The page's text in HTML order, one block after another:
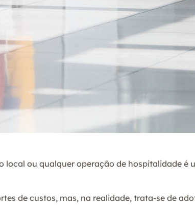
local ou qualquer operação de hospitalidade é
de custos, mas, na realidade, trata-se de